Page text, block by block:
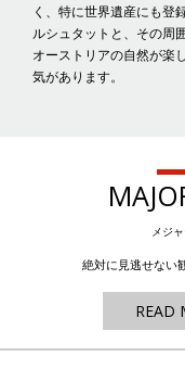
く、特に世界遺産にも登
ルシュタットと、その周
オーストリアの自然が楽
気があります。
メジ
絶対に見逃せない
READ